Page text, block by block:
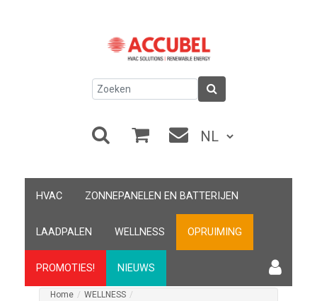
HVAC ZONNEPANELEN EN BATTERIJEN
LAADPALEN WELLNESS OPRUIMING
PROMOTIES! NIEUWS
Home / WELLNESS /